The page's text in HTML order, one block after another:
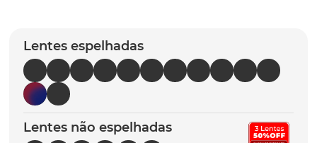
Lentes espelhadas
Lentes não espelhadas
5º chaves
6º t-shock
7º latch
8º gasket